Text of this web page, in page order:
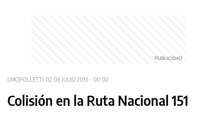
LMCIPOLLETTI 02 DE JULIO 2013 - 00:00
Colisión en la Ruta Nacional 151